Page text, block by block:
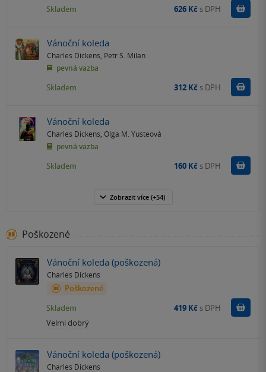
Skladem 626 Kč s DPH
Vánoční koleda
Charles Dickens Petr S. Milan
pevná vazba
Skladem 312 Kč s DPH
Vánoční koleda
Charles Dickens Olga M. Yusteová
pevná vazba
Skladem 160 Kč s DPH
Zobrazit více(+54)
Poškozené
Vánoční koleda (poškozená)
Charles Dickens
Poškozené
Velmi dobrý
Skladem 419 Kč s DPH
Vánoční koleda (poškozená)
Charles Dickens